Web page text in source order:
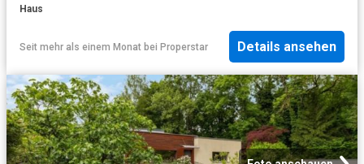
Haus
Seit mehr als einem Monat bei Properstar Details ansehen